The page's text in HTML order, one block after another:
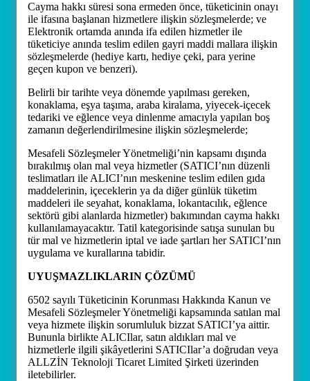
Cayma hakkı süresi sona ermeden önce, tüketicinin onayı
ile ifasına başlanan hizmetlere ilişkin sözleşmelerde; ve
Elektronik ortamda anında ifa edilen hizmetler ile
tüketiciye anında teslim edilen gayri maddi mallara ilişkin
sözleşmelerde (hediye kartı, hediye çeki, para yerine
geçen kupon ve benzeri).
Belirli bir tarihte veya dönemde yapılması gereken,
konaklama, eşya taşıma, araba kiralama, yiyecek-içecek
tedariki ve eğlence veya dinlenme amacıyla yapılan boş
zamanın değerlendirilmesine ilişkin sözleşmelerde;
Mesafeli Sözleşmeler Yönetmeliği’nin kapsamı dışında
bırakılmış olan mal veya hizmetler (SATICI’nın düzenli
teslimatları ile ALICI’nın meskenine teslim edilen gıda
maddelerinin, içeceklerin ya da diğer günlük tüketim
maddeleri ile seyahat, konaklama, lokantacılık, eğlence
sektörü gibi alanlarda hizmetler) bakımından cayma hakkı
kullanılamayacaktır. Tatil kategorisinde satışa sunulan bu
tür mal ve hizmetlerin iptal ve iade şartları her SATICI’nın
uygulama ve kurallarına tabidir.
UYUŞMAZLIKLARIN ÇÖZÜMÜ
6502 sayılı Tüketicinin Korunması Hakkında Kanun ve
Mesafeli Sözleşmeler Yönetmeliği kapsamında satılan mal
veya hizmete ilişkin sorumluluk bizzat SATICI’ya aittir.
Bununla birlikte ALICIlar, satın aldıkları mal ve
hizmetlerle ilgili şikâyetlerini SATICIlar’a doğrudan veya
ALLZİN Teknoloji Ticaret Limited Şirketi üzerinden
iletebilirler.